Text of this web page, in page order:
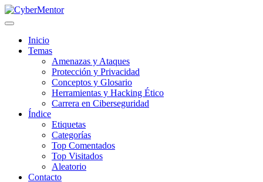
Inicio
Temas
Amenazas y Ataques
Protección y Privacidad
Conceptos y Glosario
Herramientas y Hacking Ético
Carrera en Ciberseguridad
Índice
Etiquetas
Categorías
Top Comentados
Top Visitados
Aleatorio
Contacto